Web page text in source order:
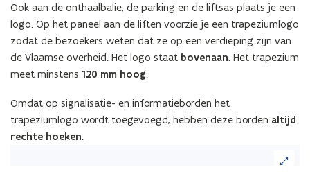
h
e
i
d
h
e
i
d
Ook aan de onthaalbalie, de parking en de liftsas plaats je een
logo. Op het paneel aan de liften voorzie je een trapeziumlogo
zodat de bezoekers weten dat ze op een verdieping zijn van
de Vlaamse overheid. Het logo staat bovenaan. Het trapezium
meet minstens 120 mm hoog.
Omdat op signalisatie- en informatieborden het
trapeziumlogo wordt toegevoegd, hebben deze borden altijd
rechte hoeken.